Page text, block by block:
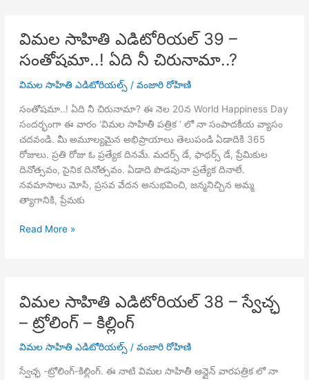
పసుపు
ముద్ద
గాజులు
విమల సాహితి ఎడిటోరియల్ 39 –
సంతోషమా..! ఏది నీ చిరునామా..?
విమల సాహితి ఎడిటోరియల్స్ / వంజారి రోహిణి
సంతోషమా..! ఏది నీ చిరునామా? ఈ నెల 20న World Happiness Day
సందర్భంగా ఈ వారం ‘విమల సాహితీ పత్రిక ‘ లో నా సంపాదకీయ వ్యాసం
చదవండి. మీ అమూల్యమైన అభిప్రాయాలు తెలుపండి ఏడాదికి 365
రోజులు. ప్రతి రోజు ఓ ప్రత్యేక దినమే. మదర్స్ డే, ఫాథర్స్ డే, ప్రేమికుల
దినోత్సవం, సైనిక దినోత్సవం. ఏడాది పొడవునా ప్రత్యేక దినాలే.
నవమాసాలు మోసి, ప్రసవ వేదన అనుభవించి, జన్మనిచ్చిన అమ్మ
త్యాగానికి, ప్రేమకు
విమల
సంతోషమా..!
ఏది
చిరునామా..?
Read More »
విమల సాహితి ఎడిటోరియల్ 38 – స్వేచ్ఛ
– ట్రోలింగ్ – కిల్లింగ్
విమల సాహితి ఎడిటోరియల్స్/ వంజారి రోహిణి
స్వేచ్ఛ -ట్రోలింగ్-కిల్లింగ్. ఈ నాటి విమల సాహితీ ఆన్లైన్ వారపత్రిక లో నా